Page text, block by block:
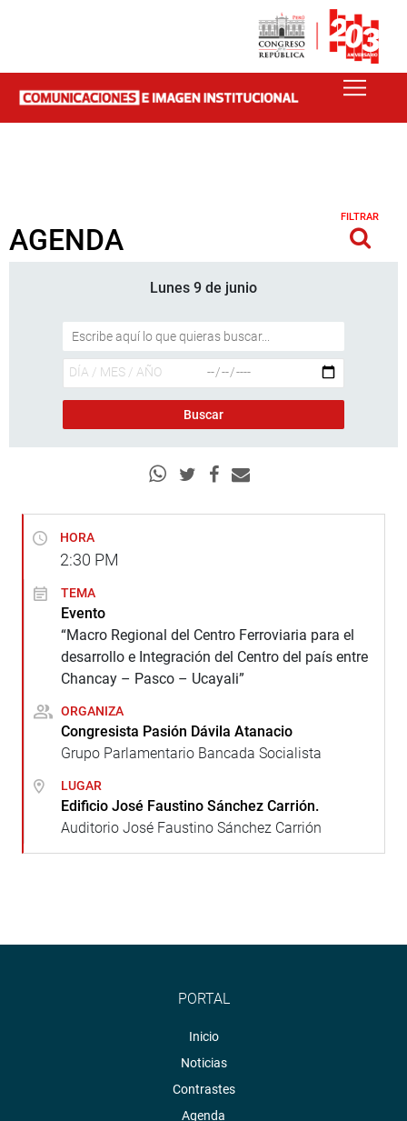
AGENDA
FILTRAR
Lunes 9 de junio
HORA
2:30 PM
TEMA
Evento
“Macro Regional del Centro Ferroviaria para el
desarrollo e Integración del Centro del país entre
Chancay – Pasco – Ucayali”
ORGANIZA
Congresista Pasión Dávila Atanacio
Grupo Parlamentario Bancada Socialista
LUGAR
Edificio José Faustino Sánchez Carrión.
Auditorio José Faustino Sánchez Carrión
PORTAL
Inicio
Noticias
Contrastes
Agenda